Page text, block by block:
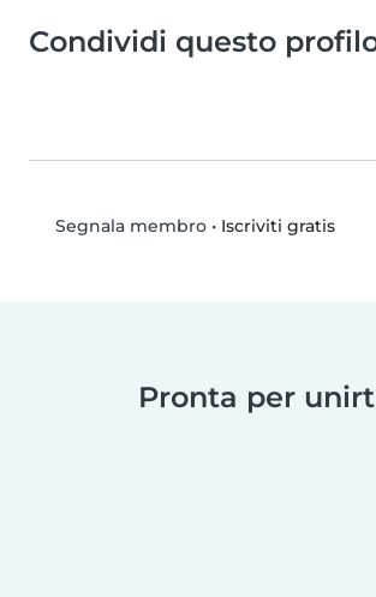
Condividi questo
Segnala membro• Iscriviti gratis
Pronta per